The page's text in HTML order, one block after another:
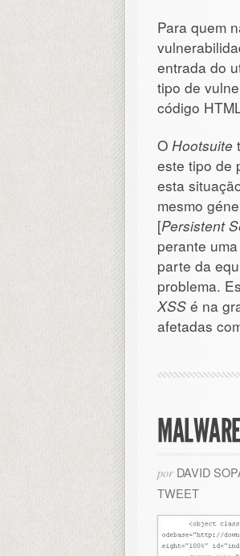
Para quem
entrada do
tipo de
código
O Hootsuite
este tipo de
esta
mesmo
[Persistent
perante
parte da
problema.
XSS é na
afetadas
por DAVID
TWEET